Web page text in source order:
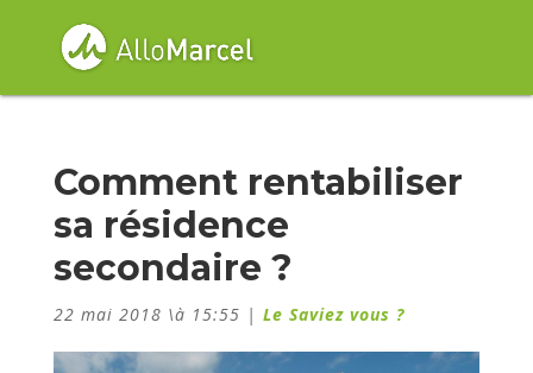
Comment rentabiliser
sa résidence
secondaire ?
22 mai 2018 \à 15:55 | Le Saviez vous ?